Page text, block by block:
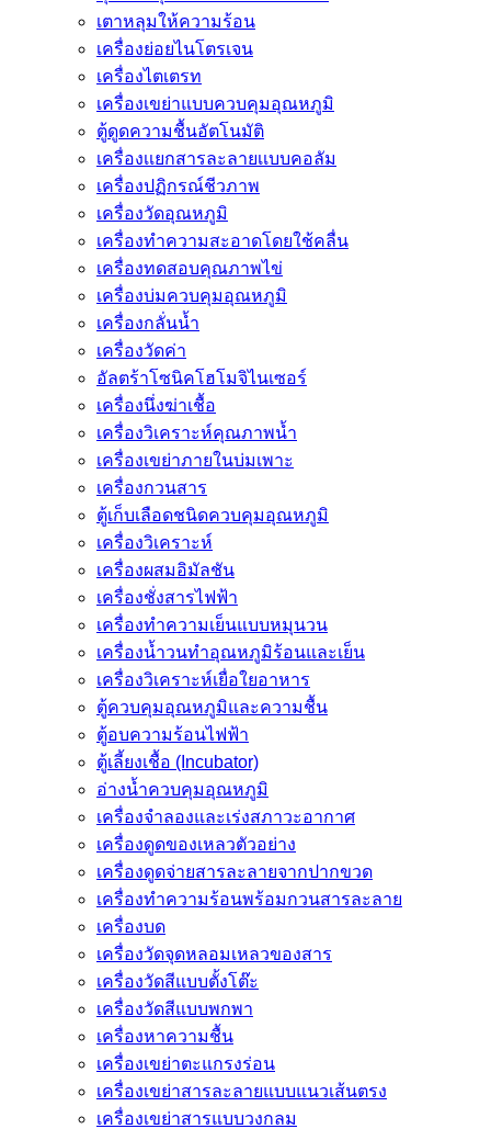
เตาหลุมให้ความร้อน
เครื่องย่อยไนโตรเจน
เครื่องไตเตรท
เครื่องเขย่าแบบควบคุมอุณหภูมิ
ตู้ดูดความชื้นอัตโนมัติ
เครื่องเเยกสารละลายเเบบคอลัม
เครื่องปฏิกรณ์ชีวภาพ
เครื่องวัดอุณหภูมิ
เครื่องทำความสะอาดโดยใช้คลื่น
เครื่องทดสอบคุณภาพไข่
เครื่องบ่มควบคุมอุณหภูมิ
เครื่องกลั่นน้ำ
เครื่องวัดค่า
อัลตร้าโซนิคโฮโมจิไนเซอร์
เครื่องนึ่งฆ่าเชื้อ
เครื่องวิเคราะห์คุณภาพน้ำ
เครื่องเขย่าภายในบ่มเพาะ
เครื่องกวนสาร
ตู้เก็บเลือดชนิดควบคุมอุณหภูมิ
เครื่องวิเคราะห์
เครื่องผสมอิมัลชัน
เครื่องชั่งสารไฟฟ้า
เครื่องทำความเย็นแบบหมุนวน
เครื่องน้ำวนทำอุณหภูมิร้อนและเย็น
เครื่องวิเคราะห์เยื่อใยอาหาร
ตู้ควบคุมอุณหภูมิและความชื้น
ตู้อบความร้อนไฟฟ้า
ตู้เลี้ยงเชื้อ (Incubator)
อ่างน้ำควบคุมอุณหภูมิ
เครื่องจำลองและเร่งสภาวะอากาศ
เครื่องดูดของเหลวตัวอย่าง
เครื่องดูดจ่ายสารละลายจากปากขวด
เครื่องทำความร้อนพร้อมกวนสารละลาย
เครื่องบด
เครื่องวัดจุดหลอมเหลวของสาร
เครื่องวัดสีแบบตั้งโต๊ะ
เครื่องวัดสีแบบพกพา
เครื่องหาความชื้น
เครื่องเขย่าตะแกรงร่อน
เครื่องเขย่าสารละลายแบบแนวเส้นตรง
เครื่องเขย่าสารแบบวงกลม